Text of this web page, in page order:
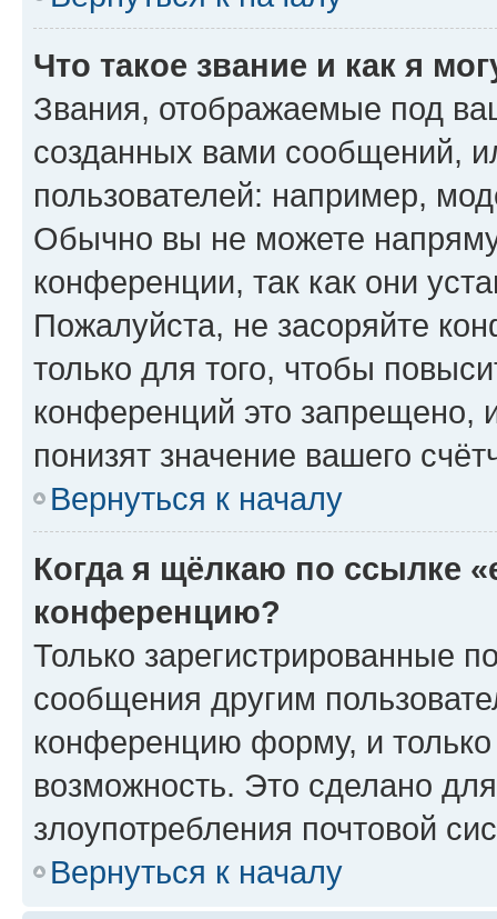
Что такое звание и как я
Звания, отображаемые под
созданных вами сообщений,
пользователей: например,
Обычно вы не можете
конференции, так как они
Пожалуйста, не засоряйте
только для того, чтобы
конференций это запрещено,
понизят значение вашего
Вернуться к началу
Когда я щёлкаю по ссылке
конференцию?
Только зарегистрированные
сообщения другим
конференцию форму, и
возможность. Это сделано
злоупотребления почтовой
Вернуться к началу